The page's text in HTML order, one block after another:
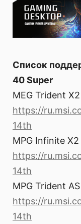
Список
40 Super
MEG Trident
https://
14th
MPG Infinite
https://
14th
MPG Trident
https://
14th